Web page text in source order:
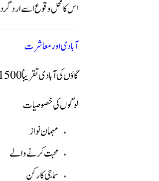
اس کا محل وقوع اسے
آبادی اور معاشرت
گاؤں کی آبادی تقریباً 1500 افراد پر مشتمل ہے۔
لوگوں کی خصوصیات
مہمان نواز
محبت کرنے والے
سماجی کارکن